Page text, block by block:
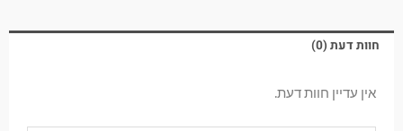
חוות דעת (0)
אין עדיין חוות דעת.